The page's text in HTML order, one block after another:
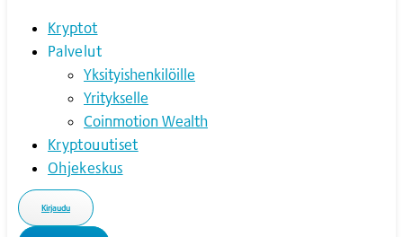
Kryptot
Palvelut
Yksityishenkilöille
Yritykselle
Coinmotion Wealth
Kryptouutiset
Ohjekeskus
Kirjaudu